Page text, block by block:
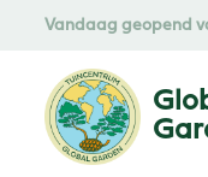
Vandaag geopend